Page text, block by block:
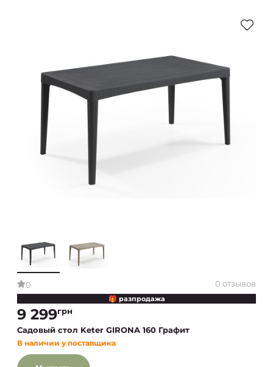
0 0 отзывов
🎁 разпродажа
9 299грн
Садовый стол Keter GIRONA 160 Графит
В наличии у поставщика